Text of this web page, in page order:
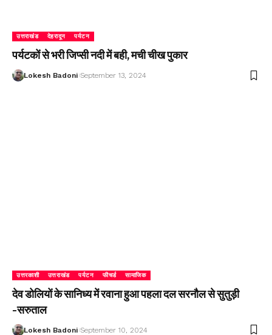
उत्तराखंड देहरादून पर्यटन
पर्यटकों से भरी जिप्सी नदी में बही, मची चीख पुकार
Lokesh Badoni September 13, 2024
उत्तरकाशी उत्तराखंड पर्यटन फीचर्ड सामाजिक
देव डोलियों के सानिध्य में रवाना हुआ पहला दल सरनौल से सुतुड़ी
-सरुताल
Lokesh Badoni September 10, 2024